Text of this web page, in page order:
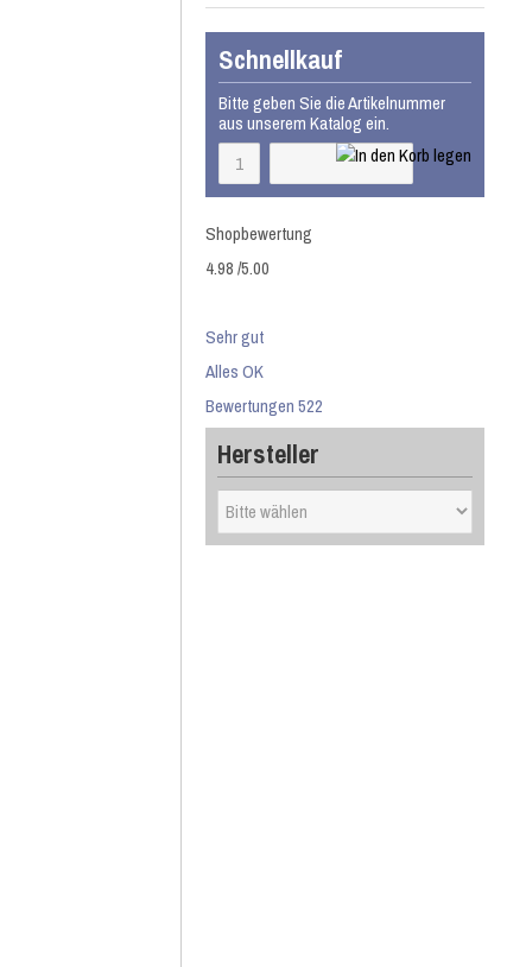
Schnellkauf
Bitte geben Sie die Artikelnummer
aus unserem Katalog ein.
Shopbewertung
4.98/5.00
Sehr gut
Alles OK
Bewertungen 522
Hersteller